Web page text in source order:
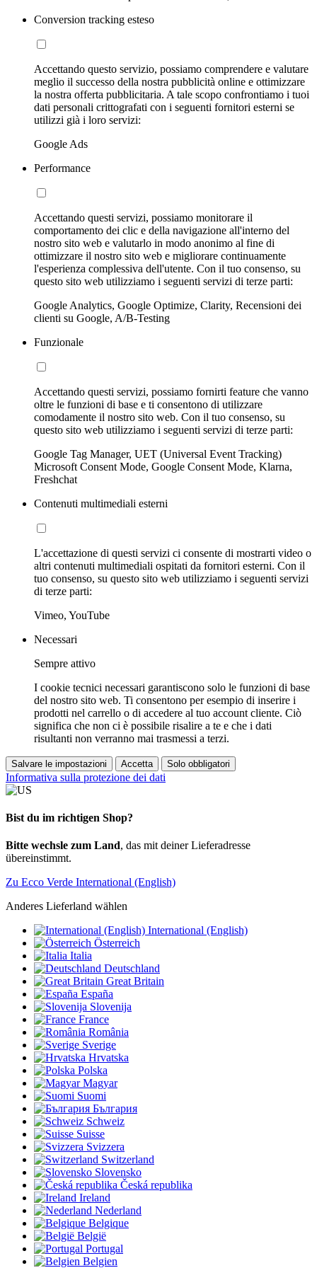
Conversion tracking esteso
Accettando questo servizio, possiamo comprendere e valutare
meglio il successo della nostra pubblicità online e ottimizzare
la nostra offerta pubblicitaria. A tale scopo confrontiamo i tuoi
dati personali crittografati con i seguenti fornitori esterni se
utilizzi già i loro servizi:
Google Ads
Performance
Accettando questi servizi, possiamo monitorare il
comportamento dei clic e della navigazione all'interno del
nostro sito web e valutarlo in modo anonimo al fine di
ottimizzare il nostro sito web e migliorare continuamente
l'esperienza complessiva dell'utente. Con il tuo consenso, su
questo sito web utilizziamo i seguenti servizi di terze parti:
Google Analytics, Google Optimize, Clarity, Recensioni dei
clienti su Google, A/B-Testing
Funzionale
Accettando questi servizi, possiamo fornirti feature che vanno
oltre le funzioni di base e ti consentono di utilizzare
comodamente il nostro sito web. Con il tuo consenso, su
questo sito web utilizziamo i seguenti servizi di terze parti:
Google Tag Manager, UET (Universal Event Tracking)
Microsoft Consent Mode, Google Consent Mode, Klarna,
Freshchat
Contenuti multimediali esterni
L'accettazione di questi servizi ci consente di mostrarti video o
altri contenuti multimediali ospitati da fornitori esterni. Con il
tuo consenso, su questo sito web utilizziamo i seguenti servizi
di terze parti:
Vimeo, YouTube
Necessari
Sempre attivo
I cookie tecnici necessari garantiscono solo le funzioni di base
del nostro sito web. Ti consentono per esempio di inserire i
prodotti nel carrello o di accedere al tuo account cliente. Ciò
significa che non ci è possibile risalire a te e che i dati
risultanti non verranno mai trasmessi a terzi.
Salvare le impostazioni Accetta Solo obbligatori
Informativa sulla protezione dei dati
Bist du im richtigen Shop?
Bitte wechsle zum Land, das mit deiner Lieferadresse
übereinstimmt.
Zu Ecco Verde International (English)
Anderes Lieferland wählen
International (English)
Österreich
Italia
Deutschland
Great Britain
España
Slovenija
France
România
Sverige
Hrvatska
Polska
Magyar
Suomi
България
Schweiz
Suisse
Svizzera
Switzerland
Slovensko
Česká republika
Ireland
Nederland
Belgique
België
Portugal
Belgien